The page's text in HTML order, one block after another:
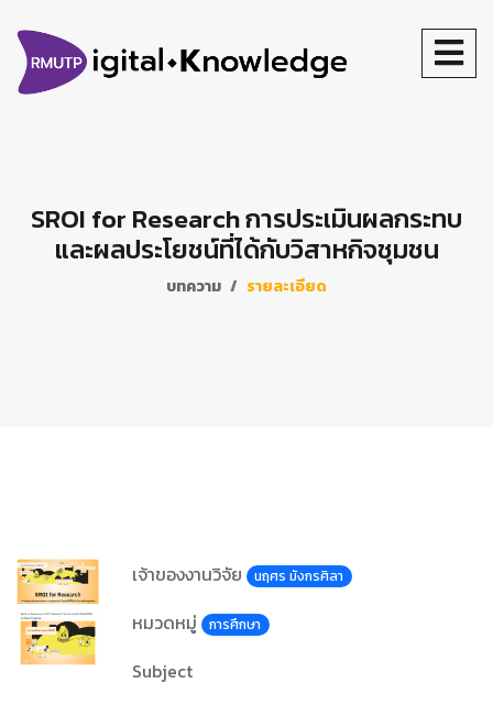
SROI for Research การประเมินผลกระทบ
และผลประโยชน์ที่ได้กับวิสาหกิจชุมชน
บทความ รายละเอียด
เจ้าของงานวิจัย นฤศร มังกรศิลา
หมวดหมู่ การศึกษา
Subject